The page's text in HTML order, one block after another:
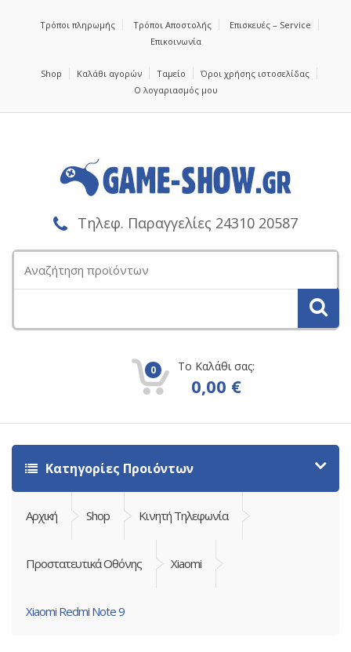
Τρόποι πληρωμής Τρόποι Αποστολής
Επισκευές – Service
Επικοινωνία
Shop Καλάθι αγορών Ταμείο
Όροι χρήσης ιστοσελίδας
Ο λογαριασμός μου
Τηλεφ. Παραγγελίες 24310 20587
για:
0 Το Καλάθι σας:
0,00 €
Κατηγορίες Προιόντων
Αρχική Shop Κινητή Τηλεφωνία
Προστατευτικά Οθόνης Xiaomi
Xiaomi Redmi Note 9